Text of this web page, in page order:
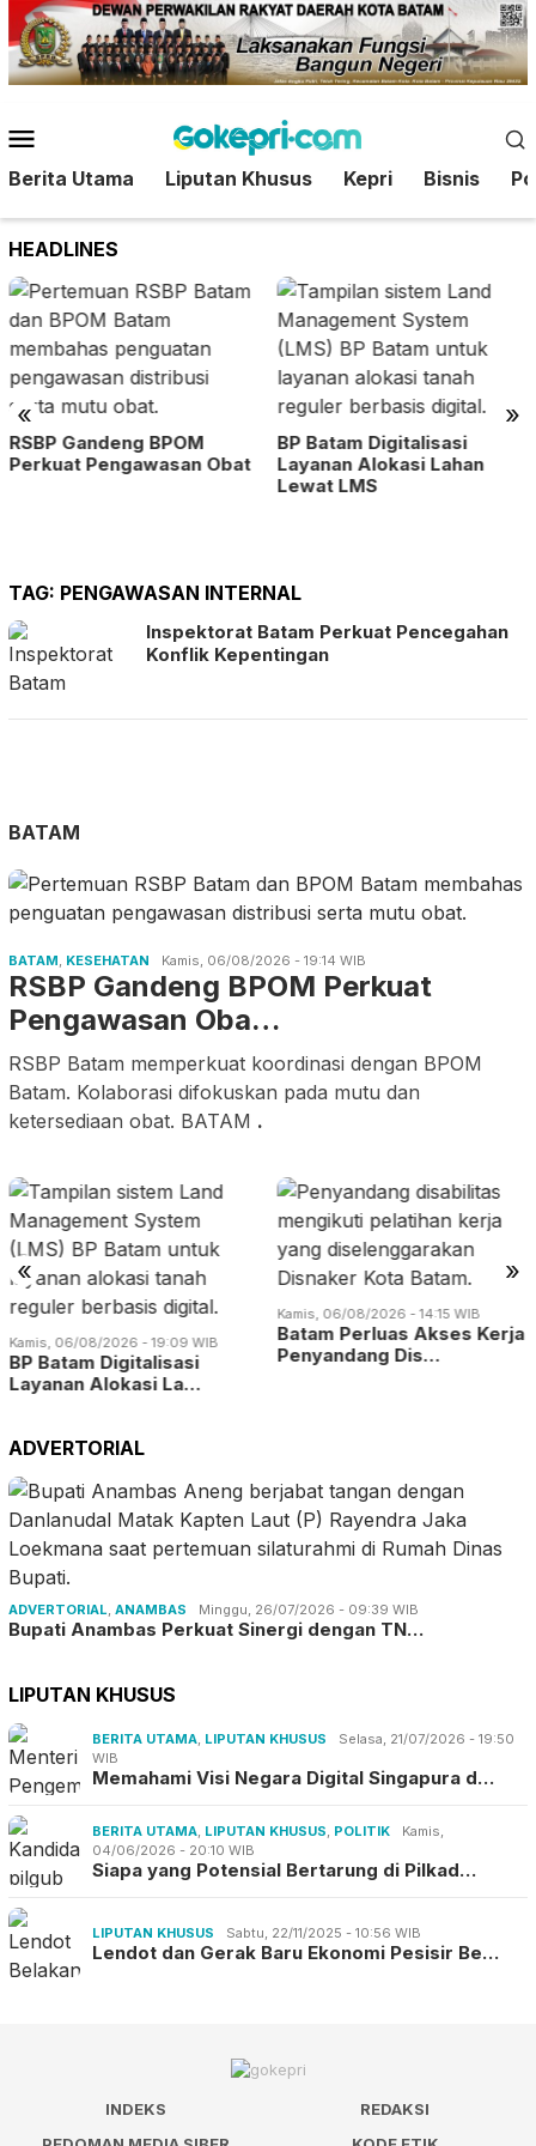
Loncat
ke
konten
Mobile
Berita Utama Liputan Khusus Kepri Bisnis
HEADLINES
« »
RSBP Gandeng BPOM
Perkuat Pengawasan Obat
BP Batam Digitalisasi
Layanan Alokasi Lahan
Lewat LMS
TAG: PENGAWASAN INTERNAL
Inspektorat Batam Perkuat Pencegahan
Konflik Kepentingan
BATAM
BATAM KESEHATAN Kamis, 06/08/2026 - 19:14 WIB
RSBP Gandeng BPOM Perkuat
Pengawasan Oba…
RSBP Batam memperkuat koordinasi dengan BPOM
Batam. Kolaborasi difokuskan pada mutu dan
ketersediaan obat. BATAM .
« »
Kamis, 06/08/2026 - 19:09 WIB
BP Batam Digitalisasi
Layanan Alokasi La…
Kamis, 06/08/2026 - 14:15 WIB
Batam Perluas Akses Kerja
Penyandang Dis…
ADVERTORIAL
ADVERTORIAL ANAMBAS Minggu, 26/07/2026 - 09:39 WIB
Bupati Anambas Perkuat Sinergi dengan TN…
LIPUTAN KHUSUS
BERITA UTAMA LIPUTAN KHUSUS
Selasa, 21/07/2026 - 19:50
WIB
Memahami Visi Negara Digital Singapura d…
BERITA UTAMA LIPUTAN KHUSUS POLITIK
Kamis,
04/06/2026 - 20:10 WIB
Siapa yang Potensial Bertarung di Pilkad…
LIPUTAN KHUSUS Sabtu, 22/11/2025 - 10:56 WIB
Lendot dan Gerak Baru Ekonomi Pesisir Be…
INDEKS
REDAKSI